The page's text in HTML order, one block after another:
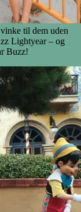
til dem uden
Lightyear – og
Buzz!